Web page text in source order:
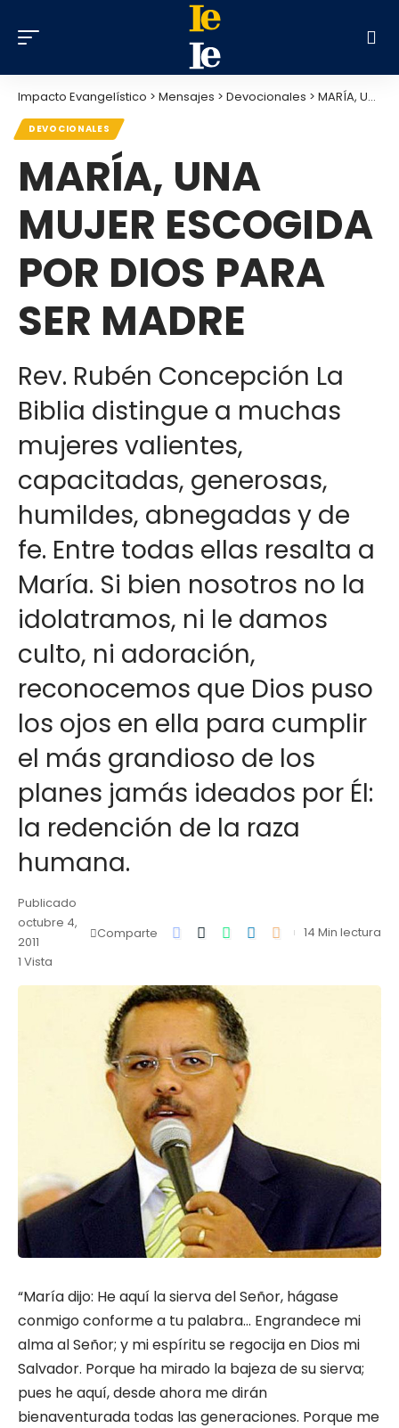
Impacto Evangelístico > Mensajes > Devocionales > MARÍA, UNA MUJER ESCOGIDA POR DIOS PARA SER MADRE
DEVOCIONALES
MARÍA, UNA
MUJER ESCOGIDA
POR DIOS PARA
SER MADRE
Rev. Rubén Concepción La
Biblia distingue a muchas
mujeres valientes,
capacitadas, generosas,
humildes, abnegadas y de
fe. Entre todas ellas resalta a
María. Si bien nosotros no la
idolatramos, ni le damos
culto, ni adoración,
reconocemos que Dios puso
los ojos en ella para cumplir
el más grandioso de los
planes jamás ideados por Él:
la redención de la raza
humana.
Publicado
octubre 4,
2011
1 Vista
Comparte 14 Min lectura
“María dijo: He aquí la sierva del Señor, hágase
conmigo conforme a tu palabra… Engrandece mi
alma al Señor; y mi espíritu se regocija en Dios mi
Salvador. Porque ha mirado la bajeza de su sierva;
pues he aquí, desde ahora me dirán
bienaventurada todas las generaciones. Porque me